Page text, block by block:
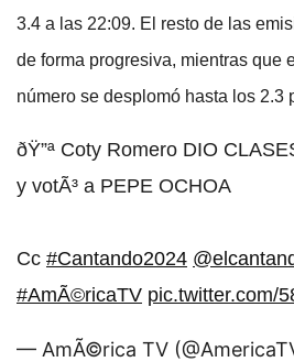
3.4 a las 22:09. El resto de las
de forma progresiva, mientras que
número se desplomó hasta los 2.3
ðŸ”ª Coty Romero DIO
y votÃ³ a PEPE OCHOA
Cc #Cantando2024
#AmÃ©ricaTV pic.twitter.com/
— AmÃ©rica TV